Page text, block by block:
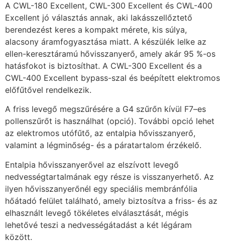
A CWL-180 Excellent, CWL-300 Excellent és CWL-400
Excellent jó választás annak, aki lakásszellőztető
berendezést keres a kompakt mérete, kis súlya,
alacsony áramfogyasztása miatt. A készülék lelke az
ellen-keresztáramú hővisszanyerő, amely akár 95 %-os
hatásfokot is biztosíthat. A CWL-300 Excellent és a
CWL-400 Excellent bypass-szal és beépített elektromos
előfűtővel rendelkezik.
A friss levegő megszűrésére a G4 szűrőn kívül F7–es
pollenszűrőt is használhat (opció). További opció lehet
az elektromos utófűtő, az entalpia hővisszanyerő,
valamint a légminőség- és a páratartalom érzékelő.
Entalpia hővisszanyerővel az elszívott levegő
nedvességtartalmának egy része is visszanyerhető. Az
ilyen hővisszanyerőnél egy speciális membránfólia
hőátadó felület található, amely biztosítva a friss- és az
elhasznált levegő tökéletes elválasztását, mégis
lehetővé teszi a nedvességátadást a két légáram
között.